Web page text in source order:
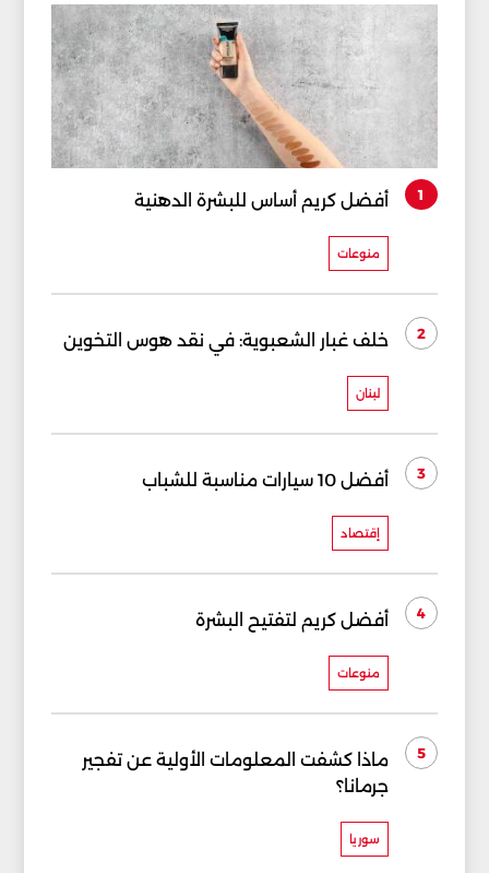
1 أفضل كريم أساس للبشرة الدهنية
منوعات
2 خلف غبار الشعبوية: في نقد هوس التخوين
لبنان
3 أفضل 10 سيارات مناسبة للشباب
إقتصاد
4 أفضل كريم لتفتيح البشرة
منوعات
5
ماذا كشفت المعلومات الأولية عن تفجير
جرمانا؟
سوريا